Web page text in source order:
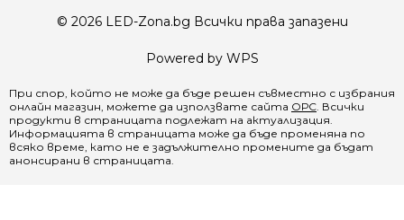
© 2026 LED-Zona.bg Всички права запазени
Powered by WPS
При спор, който не може да бъде решен съвместно с избрания
онлайн магазин, можете да използвате сайта ОРС . Всички
продукти в страницата подлежат на актуализация.
Информацията в страницата може да бъде променяна по
всяко време, като не е задължително промените да бъдат
анонсирани в страницата.